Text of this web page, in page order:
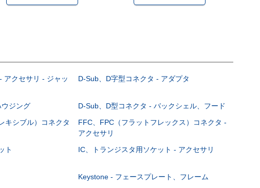
アクセサリ - ジャッ
D-Sub、D字型コネクタ - アダプタ
ジング
D-Sub、D型コネクタ - バックシェル、フード
キシブル）コネクタ
FFC、FPC（フラットフレックス）コネクタ -
アクセサリ
ト IC、トランジスタ用ソケット - アクセサリ
Keystone - フェースプレート、フレーム